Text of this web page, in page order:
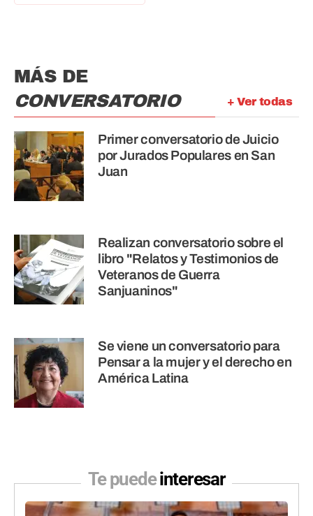
+ Ver todas
MÁS DE
CONVERSATORIO
Primer conversatorio de Juicio
por Jurados Populares en San
Juan
Realizan conversatorio sobre el
libro "Relatos y Testimonios de
Veteranos de Guerra
Sanjuaninos"
Se viene un conversatorio para
Pensar a la mujer y el derecho en
América Latina
Te puedeinteresar